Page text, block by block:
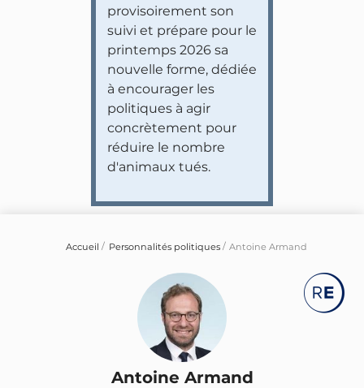
provisoirement son
suivi et prépare pour le
printemps 2026 sa
nouvelle forme, dédiée
à encourager les
politiques à agir
concrètement pour
réduire le nombre
d'animaux tués.
Accueil Personnalités politiques Antoine Armand
Antoine Armand